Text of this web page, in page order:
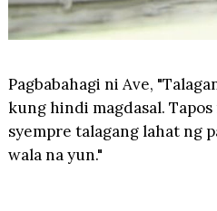
Pagbabahagi ni Ave,
kung hindi magdasal. Tapos
syempre talagang lahat ng
wala na yun."